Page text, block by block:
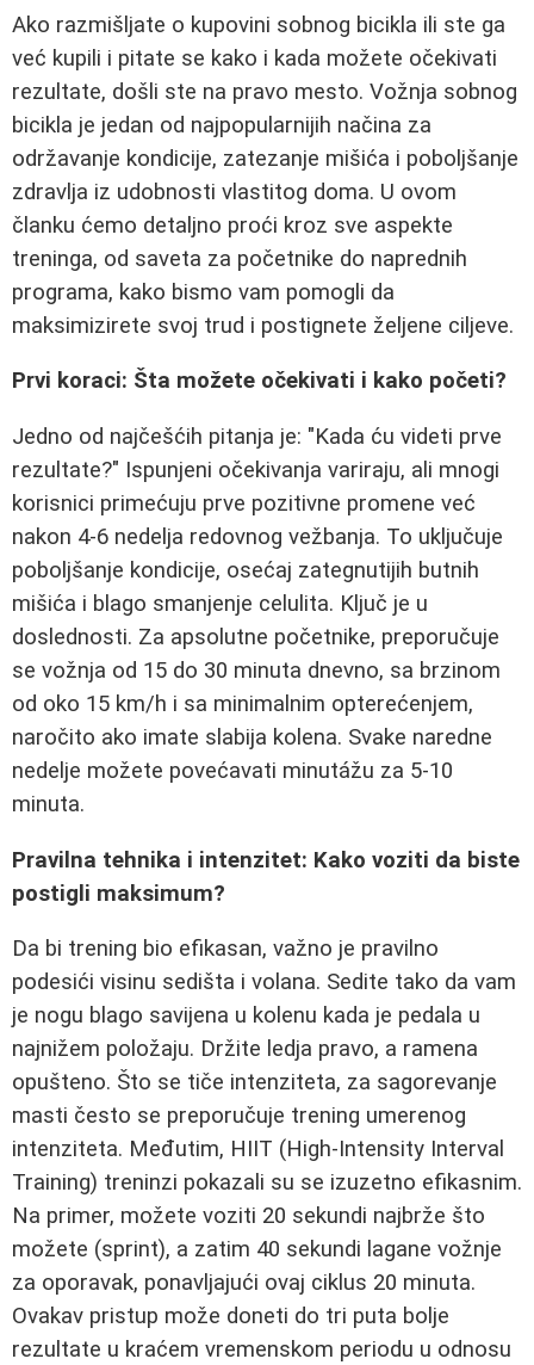
Ako razmišljate o kupovini sobnog bicikla ili ste ga
već kupili i pitate se kako i kada možete očekivati
rezultate, došli ste na pravo mesto. Vožnja sobnog
bicikla je jedan od najpopularnijih načina za
održavanje kondicije, zatezanje mišića i poboljšanje
zdravlja iz udobnosti vlastitog doma. U ovom
članku ćemo detaljno proći kroz sve aspekte
treninga, od saveta za početnike do naprednih
programa, kako bismo vam pomogli da
maksimizirete svoj trud i postignete željene ciljeve.
Prvi koraci: Šta možete očekivati i kako početi?
Jedno od najčešćih pitanja je: "Kada ću videti prve
rezultate?" Ispunjeni očekivanja variraju, ali mnogi
korisnici primećuju prve pozitivne promene već
nakon 4-6 nedelja redovnog vežbanja. To uključuje
poboljšanje kondicije, osećaj zategnutijih butnih
mišića i blago smanjenje celulita. Ključ je u
doslednosti. Za apsolutne početnike, preporučuje
se vožnja od 15 do 30 minuta dnevno, sa brzinom
od oko 15 km/h i sa minimalnim opterećenjem,
naročito ako imate slabija kolena. Svake naredne
nedelje možete povećavati minutážu za 5-10
minuta.
Pravilna tehnika i intenzitet: Kako voziti da biste
postigli maksimum?
Da bi trening bio efikasan, važno je pravilno
podesići visinu sedišta i volana. Sedite tako da vam
je nogu blago savijena u kolenu kada je pedala u
najnižem položaju. Držite ledja pravo, a ramena
opušteno. Što se tiče intenziteta, za sagorevanje
masti često se preporučuje trening umerenog
intenziteta. Međutim, HIIT (High-Intensity Interval
Training) treninzi pokazali su se izuzetno efikasnim.
Na primer, možete voziti 20 sekundi najbrže što
možete (sprint), a zatim 40 sekundi lagane vožnje
za oporavak, ponavljajući ovaj ciklus 20 minuta.
Ovakav pristup može doneti do tri puta bolje
rezultate u kraćem vremenskom periodu u odnosu